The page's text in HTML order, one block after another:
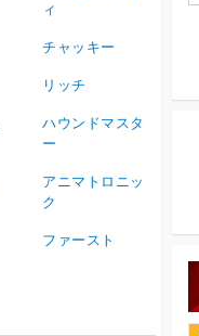
ィ
チャッキー
リッチ
ハウンドマスタ
ー
アニマトロニッ
ク
ファースト